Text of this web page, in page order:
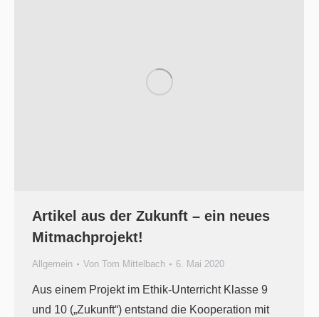
Artikel aus der Zukunft – ein neues
Mitmachprojekt!
Allgemein Von Tom Mittelbach 6. Mai 2020
Aus einem Projekt im Ethik-Unterricht Klasse 9
und 10 („Zukunft“) entstand die Kooperation mit